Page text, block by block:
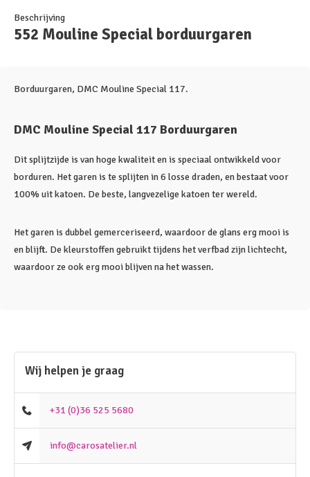
Beschrijving
552 Mouline Special borduurgaren
Borduurgaren, DMC Mouline Special 117.
DMC Mouline Special 117 Borduurgaren
Dit splijtzijde is van hoge kwaliteit en is speciaal ontwikkeld voor
borduren. Het garen is te splijten in 6 losse draden, en bestaat voor
100% uit katoen. De beste, langvezelige katoen ter wereld.
Het garen is dubbel gemerceriseerd, waardoor de glans erg mooi is
en blijft. De kleurstoffen gebruikt tijdens het verfbad zijn lichtecht,
waardoor ze ook erg mooi blijven na het wassen.
Wij helpen je graag
+31 (0)36 525 5680
info@carosatelier.nl